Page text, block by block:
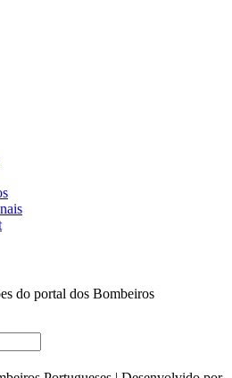
do portal dos Bombeiros